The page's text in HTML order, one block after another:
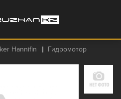
Hannifin Гидромотор